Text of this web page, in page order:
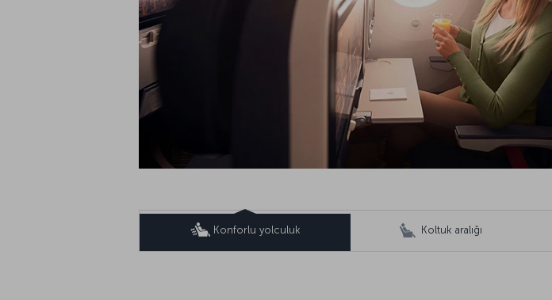
Konforlu yolculuk Koltuk aralığı